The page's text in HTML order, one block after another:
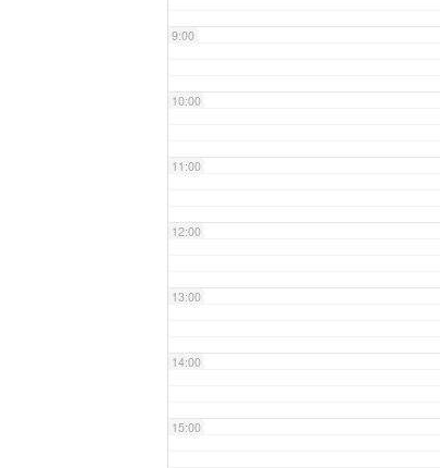
9:00
10:00
11:00
12:00
13:00
14:00
15:00